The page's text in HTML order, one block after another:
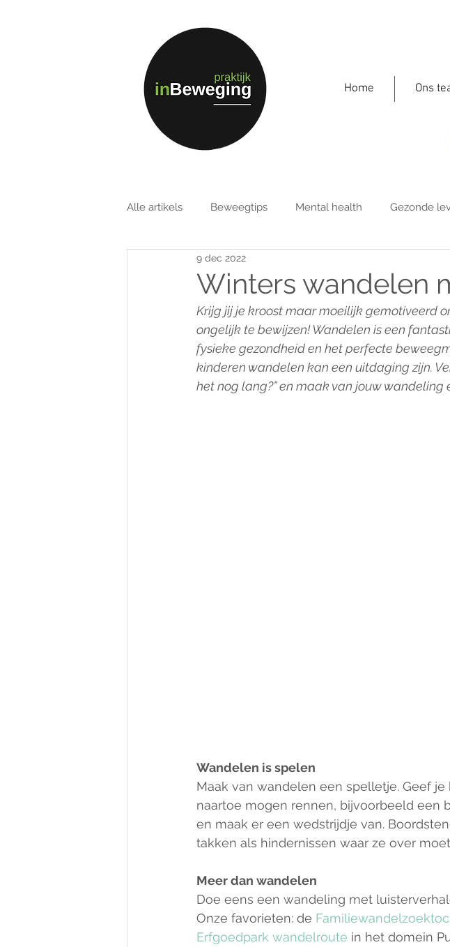
Home Ons
Alle artikels Beweegtips Mental health Gezonde
Winters wandelen
9 dec 2022
Krijg jij je kroost maar moeilijk gemotiveerd
ongelijk te bewijzen! Wandelen is een
fysieke gezondheid en het perfecte
kinderen wandelen kan een uitdaging zijn.
het nog lang?” en maak van jouw
Wandelen is spelen
Maak van wandelen een spelletje. Geef
naartoe mogen rennen, bijvoorbeeld een
en maak er een wedstrijdje van.
takken als hindernissen waar ze over
Meer dan wandelen
Doe eens een wandeling met
Onze favorieten: de
Erfgoedpark wandelroute in het domein